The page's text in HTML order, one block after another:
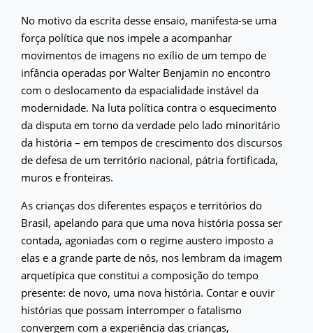
No motivo da escrita desse ensaio, manifesta-se uma
força política que nos impele a acompanhar
movimentos de imagens no exílio de um tempo de
infância operadas por Walter Benjamin no encontro
com o deslocamento da espacialidade instável da
modernidade. Na luta política contra o esquecimento
da disputa em torno da verdade pelo lado minoritário
da história – em tempos de crescimento dos discursos
de defesa de um território nacional, pátria fortificada,
muros e fronteiras.
As crianças dos diferentes espaços e territórios do
Brasil, apelando para que uma nova história possa ser
contada, agoniadas com o regime austero imposto a
elas e a grande parte de nós, nos lembram da imagem
arquetípica que constitui a composição do tempo
presente: de novo, uma nova história. Contar e ouvir
histórias que possam interromper o fatalismo
convergem com a experiência das crianças,